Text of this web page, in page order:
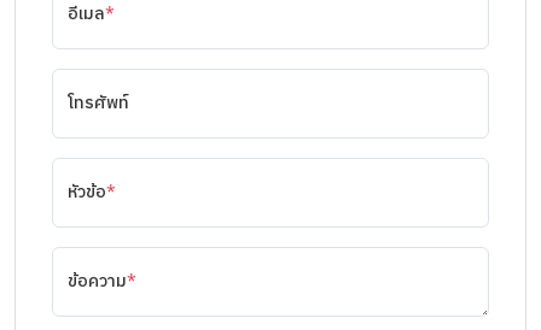
อีเมล*
โทรศัพท์
หัวข้อ*
ข้อความ*